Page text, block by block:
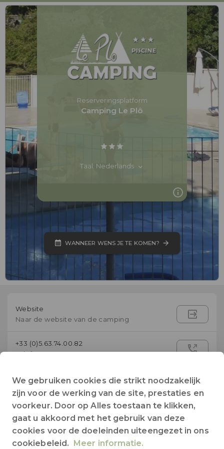
Reserveringsplatform
Camping Le Plô
Taal: Nederlands
WANNEER WENS JE TE KOMEN?
Website
Naar de website van de camping
+33 (0)5.63.74.00.82
Telefoon
info@leplo.com
E-mail
23 Rue du Plô du Catussou
81260 LE BEZ - Frankrijk
Facebook pagina
We gebruiken cookies die strikt noodzakelijk
zijn voor de werking van de site, prestaties en
voorkeur. Door op Alles toestaan te klikken,
gaat u akkoord met het gebruik van deze
cookies voor de doeleinden uiteengezet in ons
cookiebeleid. Meer informatie.